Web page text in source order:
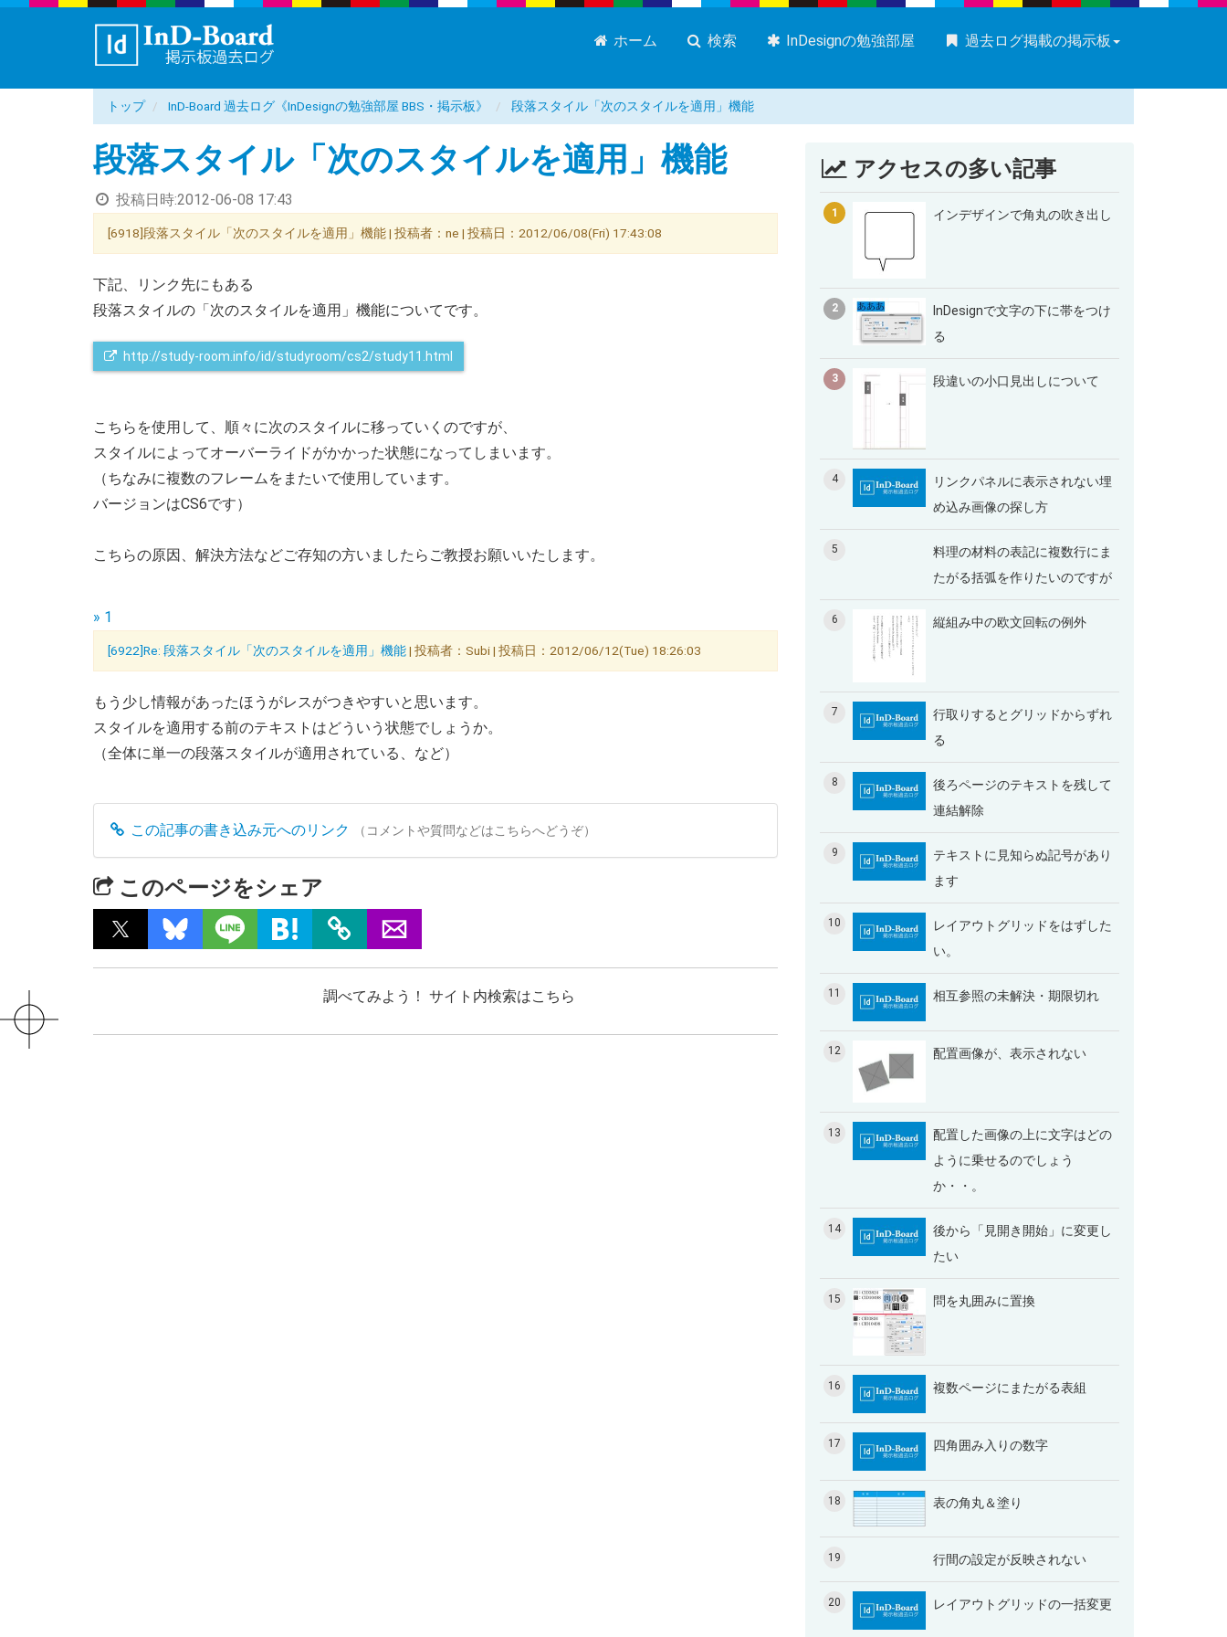
ホーム 検索 InDesignの勉強部屋 過去ログ掲載の掲示板
トップ InD-Board 過去ログ《InDesignの勉強部屋 BBS・掲示板》 段落スタイル「次のスタイルを適用」機能
段落スタイル「次のスタイルを適用」機能
投稿日時:2012-06-08 17:43
[6918]段落スタイル「次のスタイルを適用」機能 | 投稿者：ne | 投稿日：2012/06/08(Fri) 17:43:08
下記、リンク先にもある
段落スタイルの「次のスタイルを適用」機能についてです。
http://study-room.info/id/studyroom/cs2/study11.html
こちらを使用して、順々に次のスタイルに移っていくのですが、
スタイルによってオーバーライドがかかった状態になってしまいます。
（ちなみに複数のフレームをまたいで使用しています。
バージョンはCS6です）
こちらの原因、解決方法などご存知の方いましたらご教授お願いいたします。
» 1
[6922]Re: 段落スタイル「次のスタイルを適用」機能| 投稿者：Subi | 投稿日：2012/06/12(Tue) 18:26:03
もう少し情報があったほうがレスがつきやすいと思います。
スタイルを適用する前のテキストはどういう状態でしょうか。
（全体に単一の段落スタイルが適用されている、など）
この記事の書き込み元へのリンク （コメントや質問などはこちらへどうぞ）
このページをシェア
調べてみよう！ サイト内検索はこちら
アクセスの多い記事
1 インデザインで角丸の吹き出し
2
InDesignで文字の下に帯をつけ
る
3 段違いの小口見出しについて
4
リンクパネルに表示されない埋
め込み画像の探し方
5
料理の材料の表記に複数行にま
たがる括弧を作りたいのですが
6 縦組み中の欧文回転の例外
7
行取りするとグリッドからずれ
る
8
後ろページのテキストを残して
連結解除
9
テキストに見知らぬ記号があり
ます
10
レイアウトグリッドをはずした
い。
11 相互参照の未解決・期限切れ
12 配置画像が、表示されない
13
配置した画像の上に文字はどの
ように乗せるのでしょう
か・・。
14
後から「見開き開始」に変更し
たい
15 問を丸囲みに置換
16 複数ページにまたがる表組
17 四角囲み入りの数字
18 表の角丸＆塗り
19 行間の設定が反映されない
20 レイアウトグリッドの一括変更